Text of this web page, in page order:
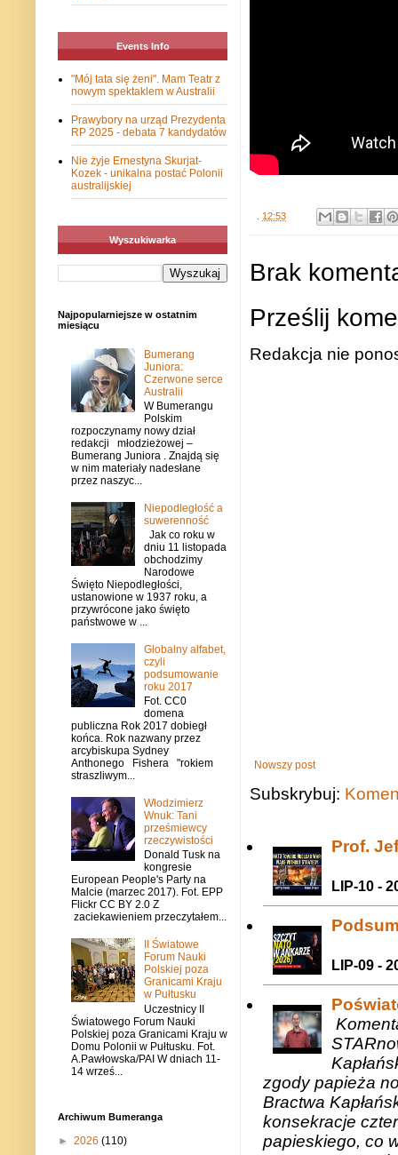
12:53
Brak
Prześlij
Redakcja nie
Nowszy post
Subskrybuj:
Prof.
LIP-10 -
LIP-09 -
zgody papieża
Bractwa
konsekracje
papieskiego, co
Events Info
"Mój tata się żeni". Mam Teatr z
nowym spektaklem w Australii
Prawybory na urząd Prezydenta
RP 2025 - debata 7 kandydatów
Nie żyje Ernestyna Skurjat-
Kozek - unikalna postać Polonii
australijskiej
Wyszukiwarka
Najpopularniejsze w ostatnim
miesiącu
Bumerang
Juniora:
Czerwone serce
Australii
W Bumerangu
Polskim
rozpoczynamy nowy dział
redakcji młodzieżowej –
Bumerang Juniora . Znajdą się
w nim materiały nadesłane
przez naszyc...
Niepodległość a
suwerenność
Jak co roku w
dniu 11 listopada
obchodzimy
Narodowe
Święto Niepodległości,
ustanowione w 1937 roku, a
przywrócone jako święto
państwowe w ...
Globalny alfabet,
czyli
podsumowanie
roku 2017
Fot. CC0
domena
publiczna Rok 2017 dobiegł
końca. Rok nazwany przez
arcybiskupa Sydney
Anthonego Fishera "rokiem
straszliwym...
Włodzimierz
Wnuk: Tani
prześmiewcy
rzeczywistości
Donald Tusk na
kongresie
European People's Party na
Malcie (marzec 2017). Fot. EPP
Flickr CC BY 2.0 Z
zaciekawieniem przeczytałem...
II Światowe
Forum Nauki
Polskiej poza
Granicami Kraju
w Pułtusku
Uczestnicy II
Światowego Forum Nauki
Polskiej poza Granicami Kraju w
Domu Polonii w Pułtusku. Fot.
A.Pawłowska/PAI W dniach 11-
14 wrześ...
Archiwum Bumeranga
► 2026 (110)